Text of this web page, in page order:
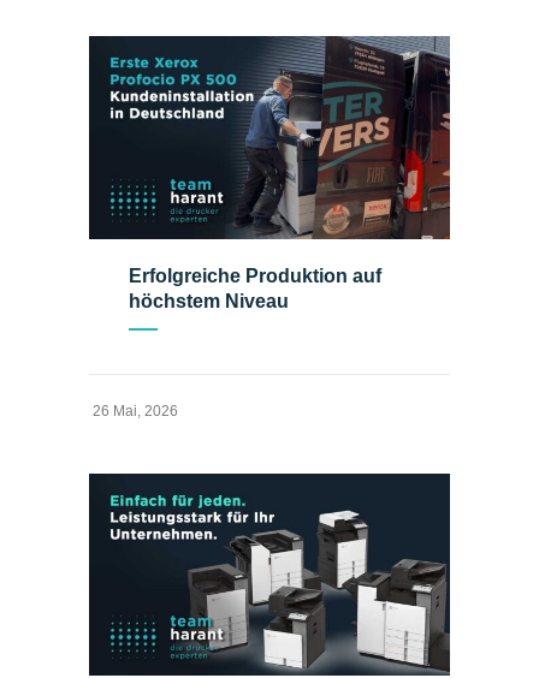
Erfolgreiche Produktion auf
höchstem Niveau
26 Mai, 2026